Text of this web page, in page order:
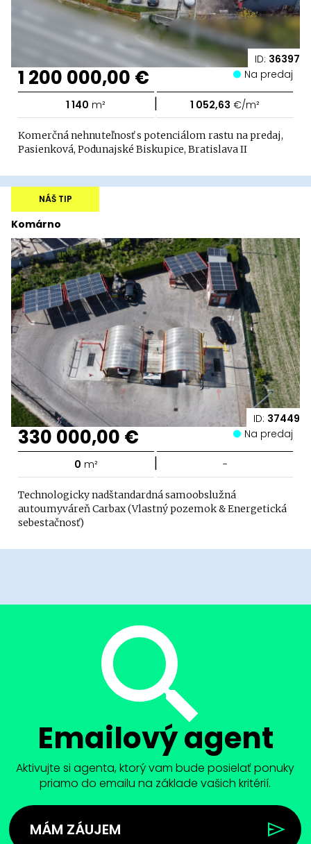
ID: 36397
1 200 000,00 € Na predaj
1 140 m² | 1 052,63 €/m²
Komerčná nehnuteľnosť s potenciálom rastu na predaj,
Pasienková, Podunajské Biskupice, Bratislava II
ID: 37449
Komárno
NÁŠ TIP
330 000,00 € Na predaj
0 m² | -
Technologicky nadštandardná samoobslužná
autoumyváreň Carbax (Vlastný pozemok & Energetická
sebestačnosť)
Emailový agent
Aktivujte si agenta, ktorý vam bude posielať ponuky
priamo do emailu na základe vašich kritérií.
MÁM ZÁUJEM